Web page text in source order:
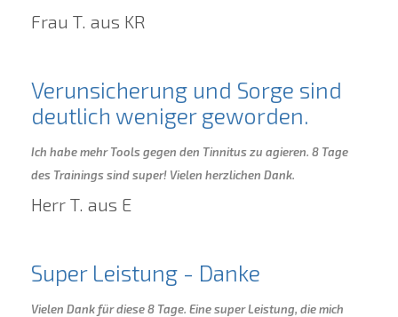
Frau T. aus KR
Verunsicherung und Sorge sind
deutlich weniger geworden.
Ich habe mehr Tools gegen den Tinnitus zu agieren. 8 Tage
des Trainings sind super! Vielen herzlichen Dank.
Herr T. aus E
Super Leistung - Danke
Vielen Dank für diese 8 Tage. Eine super Leistung, die mich